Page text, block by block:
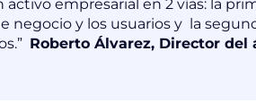
empresarial en 2 vías: la
negocio y los usuarios y la
Roberto Álvarez, Director del